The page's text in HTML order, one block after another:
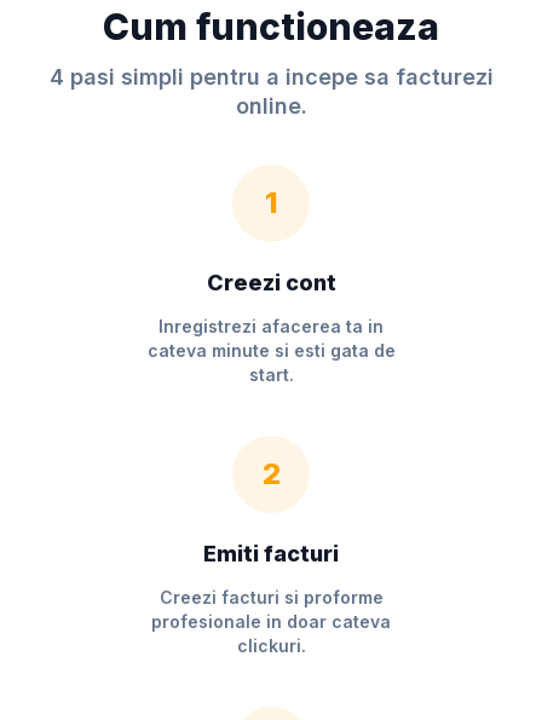
Cum functioneaza
4 pasi simpli pentru a incepe sa facturezi
online.
1
Creezi cont
Inregistrezi afacerea ta in
cateva minute si esti gata de
start.
2
Emiti facturi
Creezi facturi si proforme
profesionale in doar cateva
clickuri.